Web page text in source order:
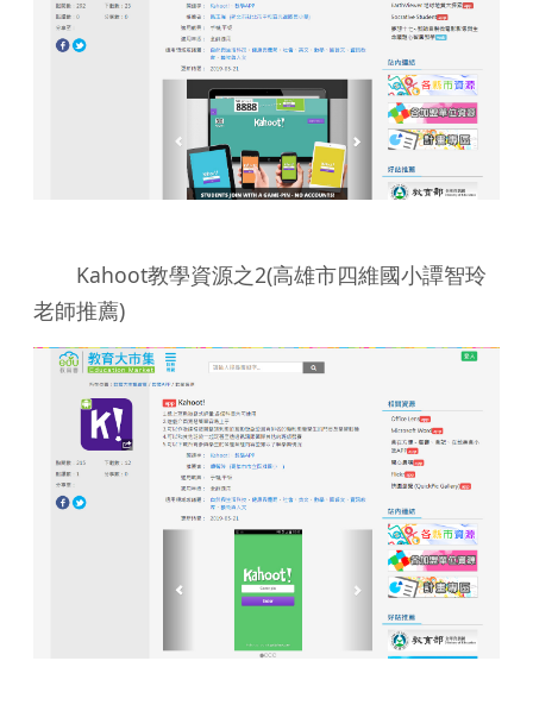
Kahoot教學資源之2(高雄市四維國小譚智玲
老師推薦)